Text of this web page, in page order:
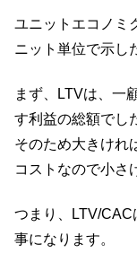
ユニットエコノミ
ニット単位で示し
まず、LTVは、一
す利益の総額でし
そのため大きけれ
コストなので小さ
つまり、LTV/CAC
事になります。